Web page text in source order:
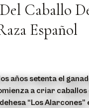
Caballo
Español
años setenta el
a criar caballos
“Los Alarcones”